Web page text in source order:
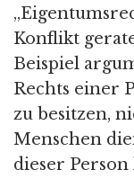
Konflikt
Beispiel
Rechts einer
zu besitzen,
Menschen
dieser